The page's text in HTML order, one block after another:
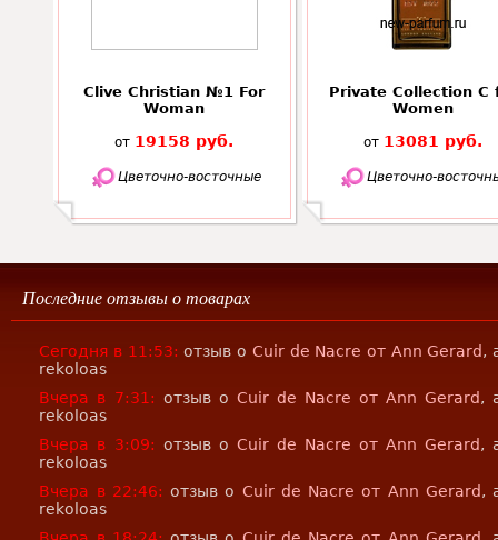
Clive Christian №1 For
Woman
от 19158 руб.
Цветочно-восточные
Private Collection C
Women
от 13081 руб.
Цветочно-
Последние отзывы о товарах
Сегодня в 11:53: отзыв о Cuir de Nacre от Ann Gerard,
rekoloas
Вчера в 7:31: отзыв о Cuir de Nacre от Ann Gerard,
rekoloas
Вчера в 3:09: отзыв о Cuir de Nacre от Ann Gerard,
rekoloas
Вчера в 22:46: отзыв о Cuir de Nacre от Ann Gerard,
rekoloas